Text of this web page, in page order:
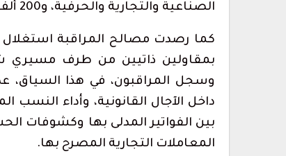
الصناعية والتجارية والحرفية، و200 ألف درهم لأنشطة تقديم الخدمات.
بمقاولين ذاتيين من طرف مسيري
وسجل المراقبون، في هذا السياق،
داخل الآجال القانونية، وأداء
بين الفواتير المدلى بها وكشوفات
المعاملات التجارية المصرح بها.